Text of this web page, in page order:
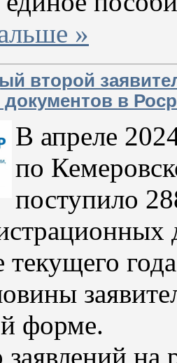
»
второй
в
В апреле
по
поступило
текущего
форме.
заявлений на